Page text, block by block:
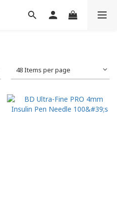
48 Items per page